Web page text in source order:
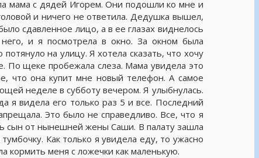
мама с дядей Игорем. Они подошли ко мне и
и ничего не ответила. Дедушка вышел,
сдавленное лицо, а в ее глазах виднелось
и я посмотрела в окно. За окном была
на улицу. Я хотела сказать, что хочу
По щеке пробежала слеза. Мама увидела это
что она купит мне новый телефон. А самое
неделе в субботу вечером. Я улыбнулась.
я видела его только раз 5 и все. Последний
Это было не справедливо. Все, что я
сын от нынешней жены Саши. В палату зашла
Как только я увидела еду, то ужасно
кормить меня с ложечки как маленькую.